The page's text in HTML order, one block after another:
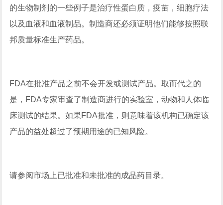
的生物制剂的一些例子是治疗性蛋白质，疫苗，细胞疗法
以及血液和血液制品。制造商还必须证明他们能够按照联
邦质量标准生产药品。
FDA在批准产品之前不会开发或测试产品。取而代之的
是，FDA专家审查了制造商进行的实验室，动物和人体临
床测试的结果。如果FDA批准，则意味着该机构已确定该
产品的益处超过了预期用途的已知风险。
请参阅市场上已批准和未批准的成品药目录。